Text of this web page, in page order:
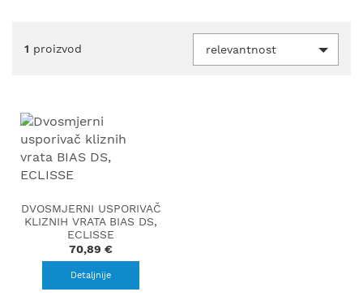
1 proizvod relevantnost
DVOSMJERNI USPORIVAČ
KLIZNIH VRATA BIAS DS,
ECLISSE
70,89 €
Detaljnije